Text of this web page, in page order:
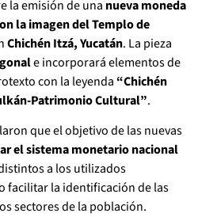
la emisión de una nueva moneda
la imagen del Templo de
Chichén Itzá, Yucatán. La pieza
e incorporará elementos de
con la leyenda “Chichén
Patrimonio Cultural”.
que el objetivo de las nuevas
el sistema monetario nacional
a los utilizados
facilitar la identificación de las
sectores de la población.